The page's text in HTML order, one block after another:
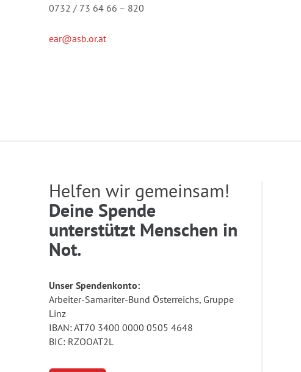
0732 / 73 64 66 – 820
ear@asb.or.at
Helfen wir gemeinsam!
Deine Spende
unterstützt Menschen in
Not.
Unser Spendenkonto:
Arbeiter-Samariter-Bund Österreichs, Gruppe
Linz
IBAN: AT70 3400 0000 0505 4648
BIC: RZOOAT2L